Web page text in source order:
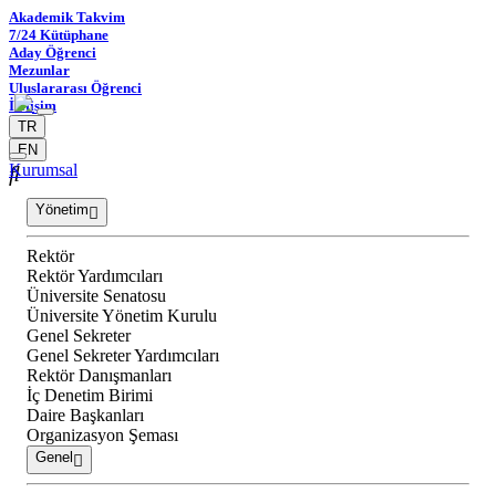
Akademik Takvim
7/24 Kütüphane
Aday Öğrenci
Mezunlar
Uluslararası Öğrenci
İletişim
TR
EN
Kurumsal
Yönetim
Rektör
Rektör Yardımcıları
Üniversite Senatosu
Üniversite Yönetim Kurulu
Genel Sekreter
Genel Sekreter Yardımcıları
Rektör Danışmanları
İç Denetim Birimi
Daire Başkanları
Organizasyon Şeması
Genel